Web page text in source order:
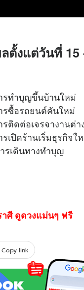
งแต่วันที่ 15
รทำบุญขึ้นบ้านใหม่
รซื้อรถยนต์คันใหม่
ารติดต่อเจรจางา
รเปิดร้านเริ่มธุรกิ
รเดินทางทำบุญ
ศี ดูดวงแม่นๆ ฟรี
Copy link